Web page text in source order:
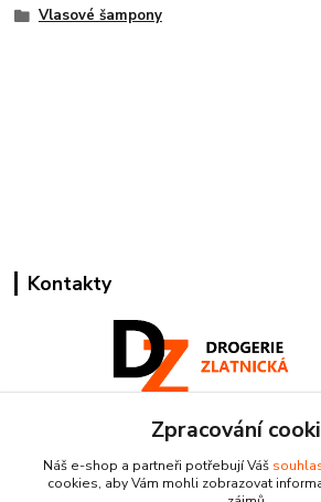
Vlasové šampony
Kontakty
Pracovní doba:
+420 224 818 812
Po-Pá: 8:00-18:00 hod.
Zpracování
Náš e-shop a partneři potřebují Váš
cookies, aby Vám mohli zobrazovat